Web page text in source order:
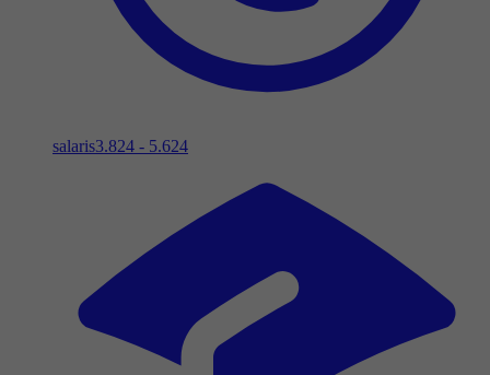
salaris3.824 - 5.624